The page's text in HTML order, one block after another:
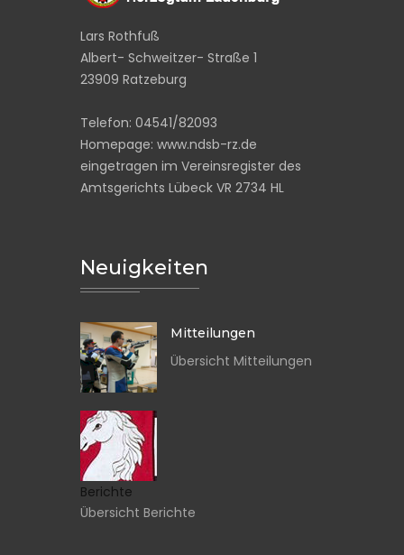
Lars Rothfuß
Albert- Schweitzer- Straße 1
23909 Ratzeburg
Telefon: 04541/82093
Homepage: www.ndsb-rz.de
eingetragen im Vereinsregister des
Amtsgerichts Lübeck VR 2734 HL
Neuigkeiten
Mitteilungen
Übersicht Mitteilungen
Berichte
Übersicht Berichte